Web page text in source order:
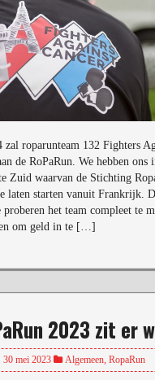
zal roparunteam 132 Fighters
de RoPaRun. We hebben ons
Zuid waarvan de Stichting
laten starten vanuit Frankrijk.
het team compleet te
om geld in te […]
2023 zit er
30 mei 2023 Algemeen, RopaRun